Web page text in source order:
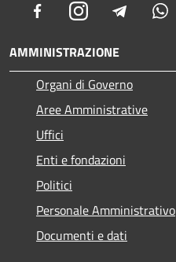
FacebookInstagram Telegram
AMMINISTRAZIONE
Organi di Governo
Aree Amministrative
Uffici
Enti e fondazioni
Politici
Personale Amministrativo
Documenti e dati